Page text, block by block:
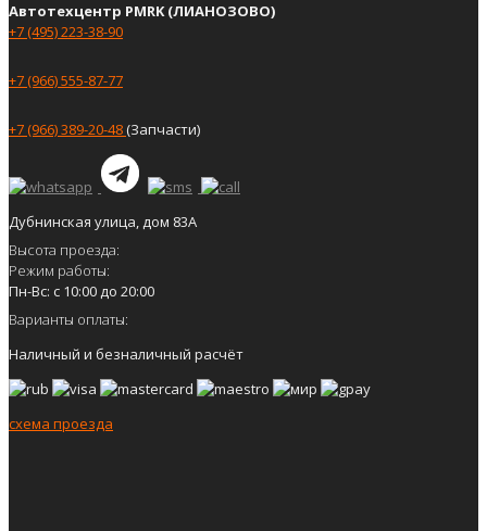
Автотехцентр PMRK (ЛИАНОЗОВО)
+7 (495) 223-38-90
+7 (966) 555-87-77
+7 (966) 389-20-48(Запчасти)
Дубнинская улица, дом 83А
Высота проезда:
Режим работы:
Пн-Вс: с 10:00 до 20:00
Варианты оплаты:
Наличный и безналичный расчёт
схема проезда